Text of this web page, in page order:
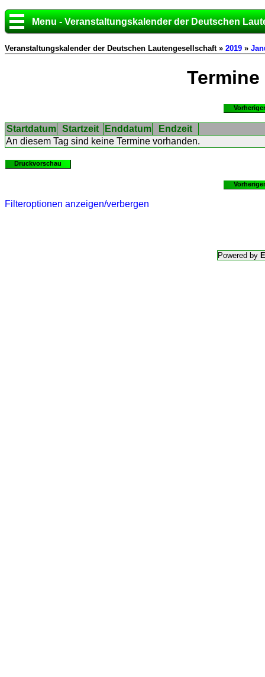
Menu - Veranstaltungskalender der Deutschen
Veranstaltungskalender der Deutschen Lautengesellschaft » 2019 »
Termine
Startdatum Startzeit Enddatum
Endzeit
An diesem Tag sind keine Termine vorhanden.
Druckvorschau
Filteroptionen anzeigen/verbergen
Powered by